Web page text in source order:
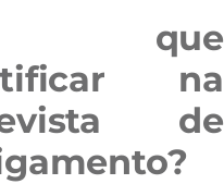
que
na
de